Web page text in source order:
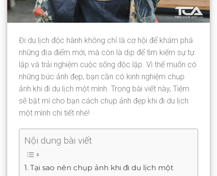
Đi du lịch độc hành không chỉ là cơ hội để khám phá
những địa điểm mới, mà còn là dịp để tìm kiếm sự tự
lập và trải nghiệm cuộc sống độc lập. Vì thế muốn có
những bức ảnh đẹp, bạn cần có kinh nghiệm chụp
ảnh khi đi du lịch một mình. Trong bài viết này, Tiệm
sẽ bật mí cho bạn cách chụp ảnh đẹp khi đi du lịch
một mình chi tiết nhé!
Nội dung bài viết
Tại sao nên chụp ảnh khi đi du lịch một